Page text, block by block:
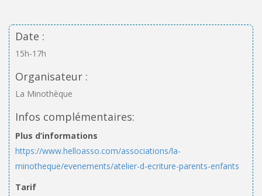
Date :
15h-17h
Organisateur :
La Minothèque
Infos complémentaires:
Plus d’informations
https://www.helloasso.com/associations/la-
minotheque/evenements/atelier-d-ecriture-parents-enfants
Tarif